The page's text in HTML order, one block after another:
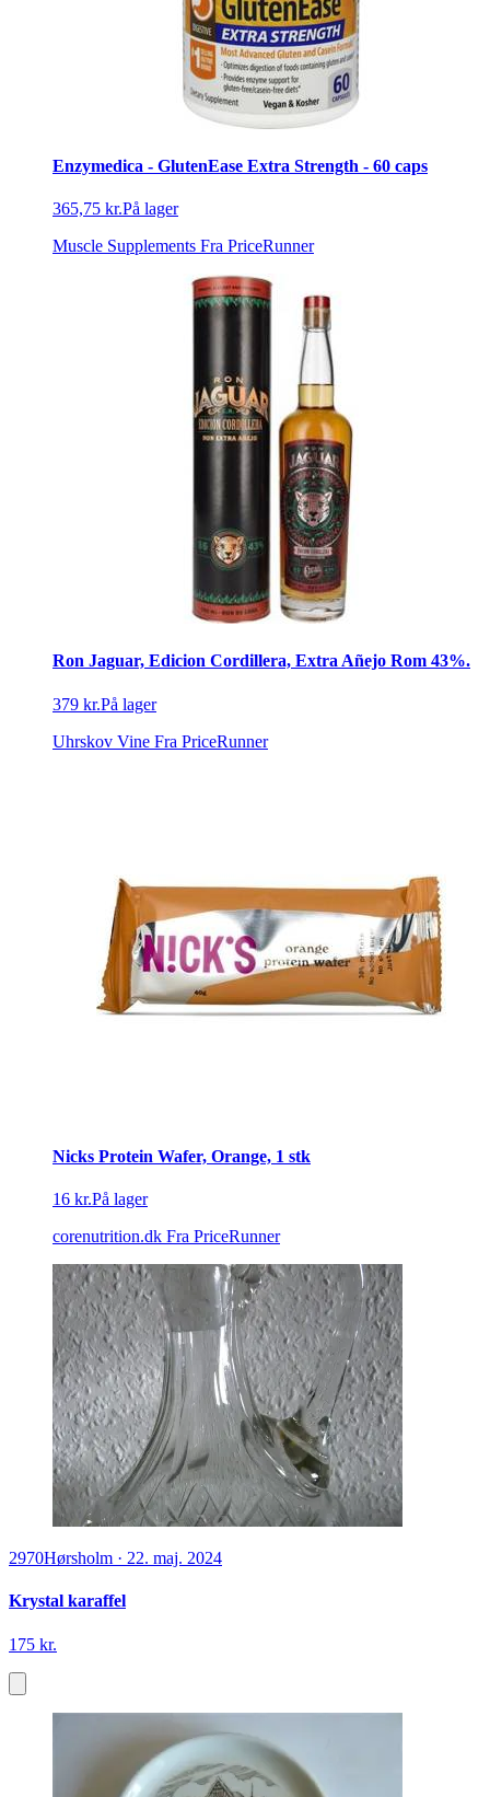
Enzymedica - GlutenEase Extra Strength - 60 caps
365,75 kr.På lager
Muscle Supplements Fra PriceRunner
Ron Jaguar, Edicion Cordillera, Extra Añejo Rom 43%.
379 kr.På lager
Uhrskov Vine Fra PriceRunner
Nicks Protein Wafer, Orange, 1 stk
16 kr.På lager
corenutrition.dk Fra PriceRunner
2970Hørsholm · 22. maj. 2024
Krystal karaffel
175 kr.